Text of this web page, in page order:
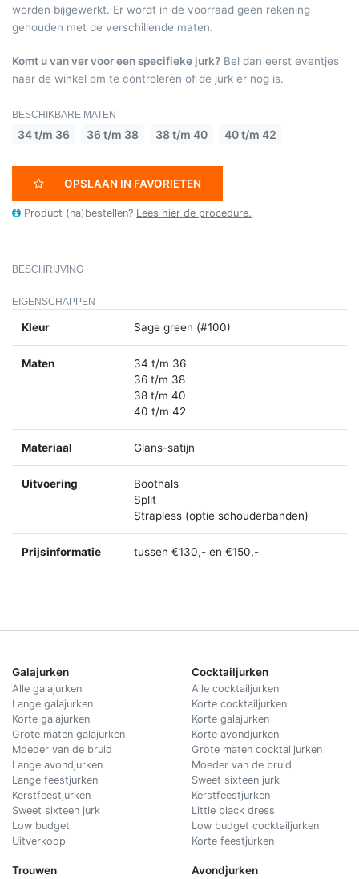
worden bijgewerkt. Er wordt in de voorraad geen rekening
gehouden met de verschillende maten.
Komt u van ver voor een specifieke jurk? Bel dan eerst eventjes
naar de winkel om te controleren of de jurk er nog is.
BESCHIKBARE MATEN
34 t/m 36 36 t/m 38 38 t/m 40 40 t/m 42
OPSLAAN IN FAVORIETEN
Product (na)bestellen? Lees hier de procedure.
BESCHRIJVING
EIGENSCHAPPEN
Kleur Sage green (#100)
Maten
34 t/m 36
36 t/m 38
38 t/m 40
40 t/m 42
Materiaal Glans-satijn
Uitvoering
Boothals
Split
Strapless (optie schouderbanden)
Prijsinformatie tussen €130,- en €150,-
Galajurken
Alle galajurken
Lange galajurken
Korte galajurken
Grote maten galajurken
Moeder van de bruid
Lange avondjurken
Lange feestjurken
Kerstfeestjurken
Sweet sixteen jurk
Low budget
Uitverkoop
Trouwen
Cocktailjurken
Alle cocktailjurken
Korte cocktailjurken
Korte galajurken
Korte avondjurken
Grote maten cocktailjurken
Moeder van de bruid
Sweet sixteen jurk
Kerstfeestjurken
Little black dress
Low budget cocktailjurken
Korte feestjurken
Avondjurken